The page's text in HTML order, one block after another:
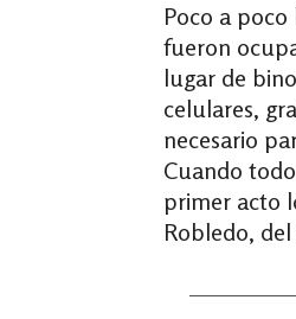
Poco a poco
fueron
lugar de
celulares,
necesario
Cuando
primer acto
Robledo,